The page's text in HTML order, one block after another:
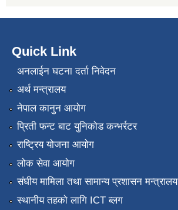
Quick Link
अनलाईन घटना दर्ता निवेदन
अर्थ मन्त्रालय
नेपाल कानुन आयोग
प्रिती फन्ट बाट युनिकोड कन्भर्रटर
राष्ट्रिय योजना आयोग
लोक सेवा आयोग
संघीय मामिला तथा सामान्य प्रशासन मन्त्रालय
स्थानीय तहको लागि ICT ब्लग